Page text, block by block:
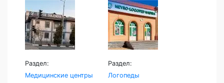
Раздел:
Медицинские центры
Раздел:
Логопеды